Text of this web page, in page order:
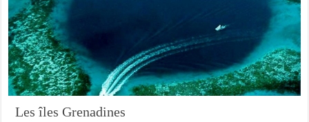
Les îles Grenadines